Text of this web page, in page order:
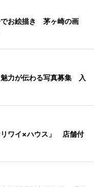
でお絵描き 茅ヶ崎の画
力が伝わる写真募集 入
リワイ×ハウス」 店舗付